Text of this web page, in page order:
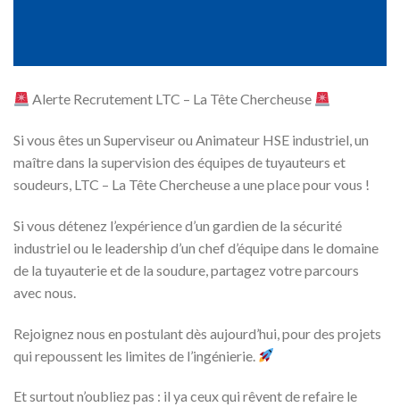
Alerte Recrutement LTC – La Tête Chercheuse
Si vous êtes un Superviseur ou Animateur HSE industriel, un
maître dans la supervision des équipes de tuyauteurs et
soudeurs, LTC – La Tête Chercheuse a une place pour vous !
Si vous détenez l’expérience d’un gardien de la sécurité
industriel ou le leadership d’un chef d’équipe dans le domaine
de la tuyauterie et de la soudure, partagez votre parcours
avec nous.
Rejoignez nous en postulant dès aujourd’hui, pour des projets
qui repoussent les limites de l’ingénierie.
Et surtout n’oubliez pas : il ya ceux qui rêvent de refaire le